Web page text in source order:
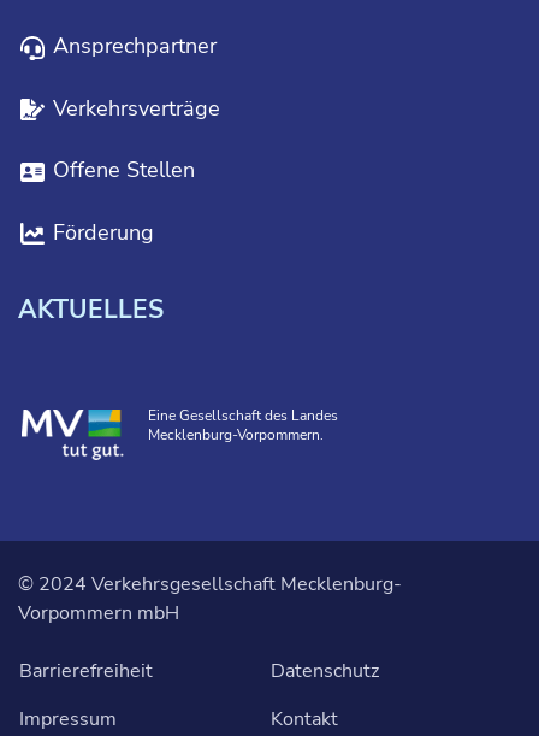
Eine Gesellschaft des Landes
Mecklenburg-Vorpommern.
Ansprechpartner
Verkehrsverträge
Offene Stellen
Förderung
AKTUELLES
© 2024 Verkehrsgesellschaft Mecklenburg-
Vorpommern mbH
Barrierefreiheit
Datenschutz
Impressum
Kontakt